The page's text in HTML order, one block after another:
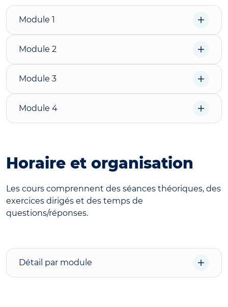
Module 1
Module 2
Module 3
Module 4
Horaire et organisation
Les cours comprennent des séances théoriques, des
exercices dirigés et des temps de
questions/réponses.
Détail par module